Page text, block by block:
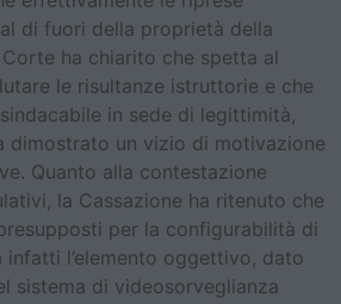
di fuori della proprietà della
ha chiarito che spetta al
le risultanze istruttorie e che
in sede di legittimità,
dimostrato un vizio di motivazione
Quanto alla contestazione
la Cassazione ha ritenuto che
per la configurabilità di
infatti l’elemento oggettivo, dato
sistema di videosorveglianza